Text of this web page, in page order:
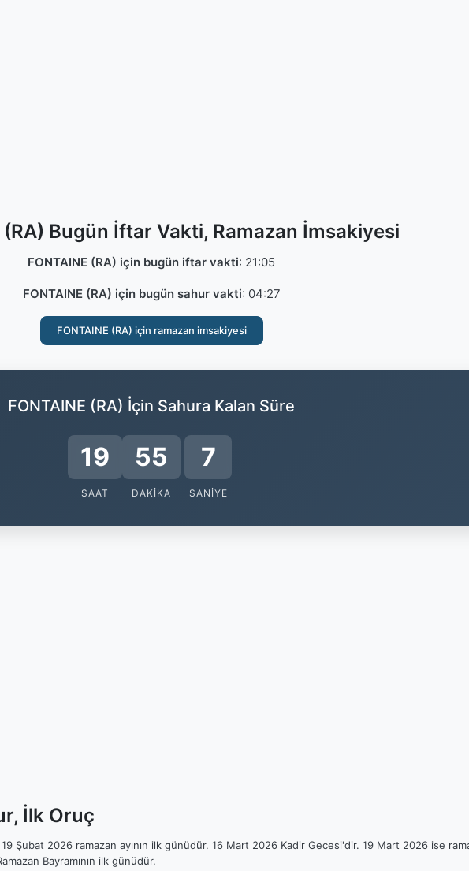
(RA) Bugün İftar Vakti, Ramazan İmsakiyesi
FONTAINE (RA) için bugün iftar vakti: 21:05
FONTAINE (RA) için bugün sahur vakti: 04:27
FONTAINE (RA) için ramazan imsakiyesi
FONTAINE (RA) İçin Sahura Kalan Süre
19
SAAT
55
DAKIKA
6
SANIYE
İlk Oruç
Şubat 2026 ramazan ayının ilk günüdür. 16 Mart 2026 Kadir Gecesi'dir. 19 Mart 2026 ise
Bayramının ilk günüdür.